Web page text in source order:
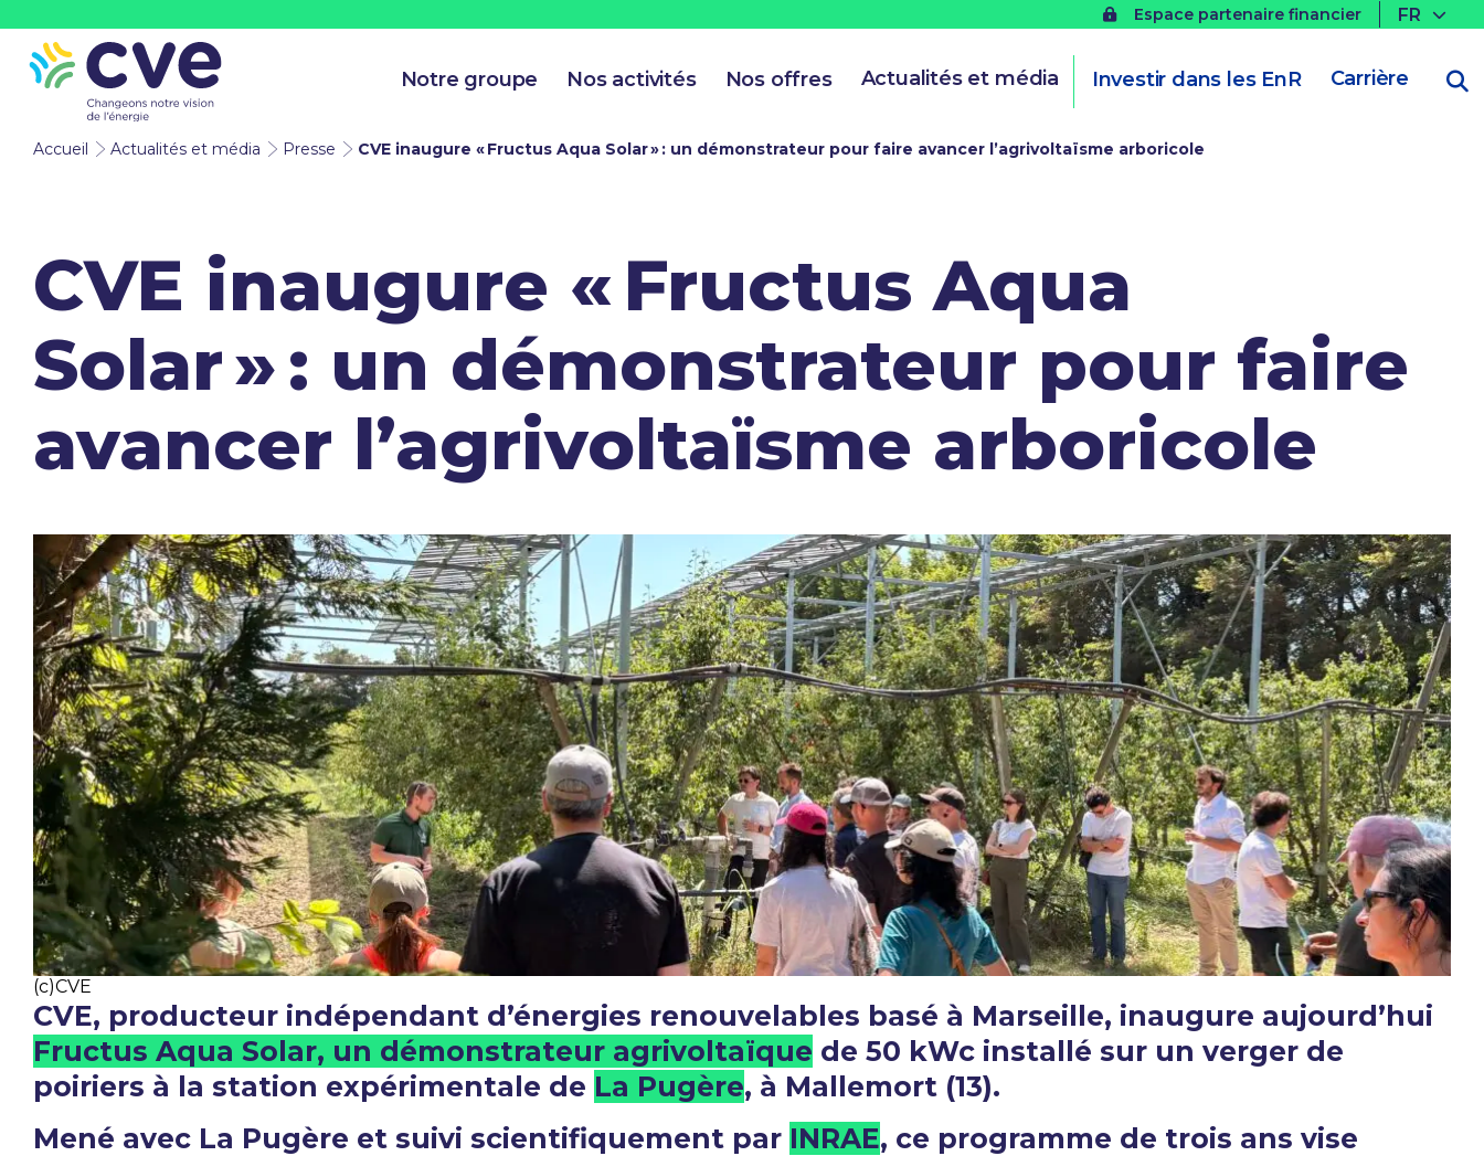
Espace partenaire financier FR
Notre groupe Nos activités Nos offres Actualités et média Investir dans les EnR Carrière
Accueil Actualités et média Presse CVE inaugure « Fructus Aqua Solar » : un démonstrateur pour faire avancer l’agrivoltaïsme arboricole
CVE inaugure « Fructus Aqua
Solar » : un démonstrateur pour faire
avancer l’agrivoltaïsme arboricole
(c)CVE
CVE, producteur indépendant d’énergies renouvelables basé à Marseille, inaugure aujourd’hui
Fructus Aqua Solar, un démonstrateur agrivoltaïque de 50 kWc installé sur un verger de
poiriers à la station expérimentale de La Pugère, à Mallemort (13).
Mené avec La Pugère et suivi scientifiquement par INRAE, ce programme de trois ans vise